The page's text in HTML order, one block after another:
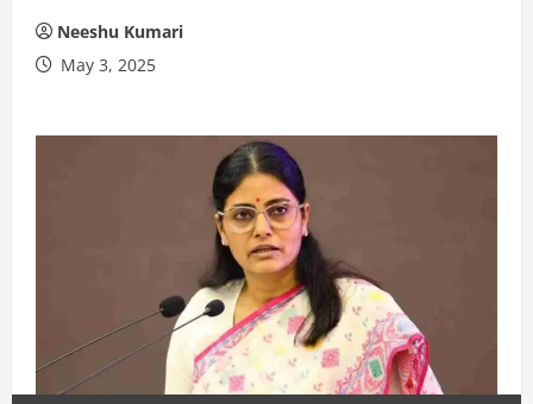
Neeshu Kumari
May 3, 2025